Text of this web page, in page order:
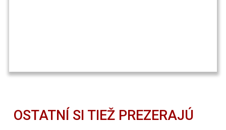
OSTATNÍ SI TIEŽ PREZERAJÚ